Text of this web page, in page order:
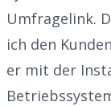
Umfragelink.
ich den
er mit der